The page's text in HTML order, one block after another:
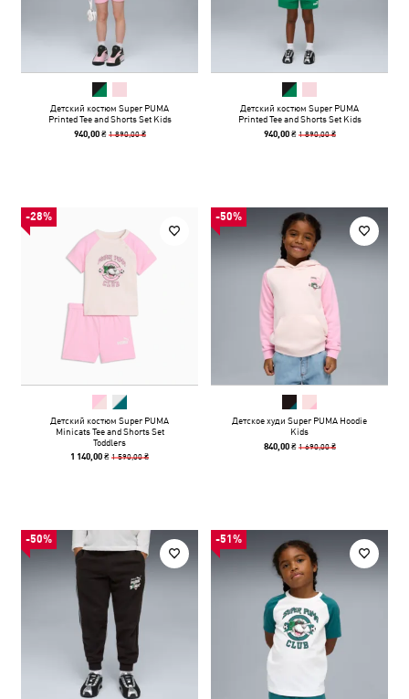
Детский костюм Super PUMA
Printed Tee and Shorts Set Kids
940,00 ₴ 1 890,00 ₴
Детский костюм Super PUMA
Printed Tee and Shorts Set Kids
940,00 ₴ 1 890,00 ₴
-28%
Детский костюм Super PUMA
Minicats Tee and Shorts Set
Toddlers
1 140,00 ₴1 590,00 ₴
-50%
Детское худи Super PUMA Hoodie
Kids
840,00 ₴ 1 690,00 ₴
-50% -51%